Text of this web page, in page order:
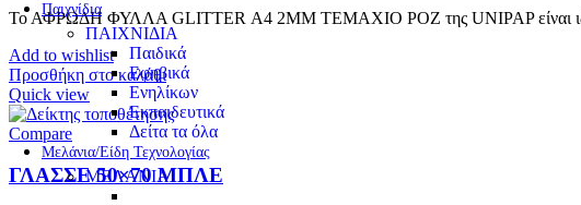
Παιχνίδια
ΠΑΙΧΝΙΔΙΑ
Παιδικά
Εφηβικά
Ενηλίκων
Εκπαιδευτικά
Δείτα τα όλα
Μελάνια/Είδη Τεχνολογίας
ΜΕΛΑΝΙΑ
Το ΑΦΡΩΔΗ ΦΥΛΛΑ GLITTER Α4 2MM ΤΕΜΑΧΙΟ ΡΟΖ της UNIPAP είναι
Add to wishlist
Προσθήκη στο καλάθι
Quick view
Compare
ΓΛΑΣΣΕ 50×70 ΜΠΛΕ